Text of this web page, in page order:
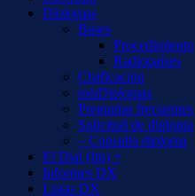
Diplomas
Bases
Procedimiento
Radiopaíses
Clsificación
misDiplomas
Preguntas frecuentes
Solicitud de diploma
– Consulta diploma
El Dial (fm) +
Informes DX
Listas DX